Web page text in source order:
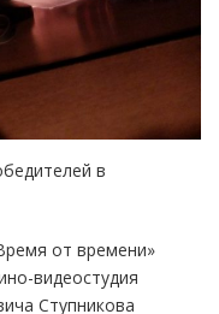
в
от времени»
видеостудия
Ступникова